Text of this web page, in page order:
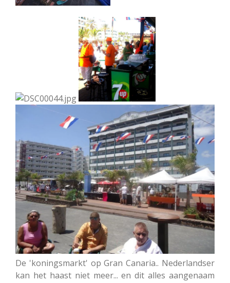
De 'koningsmarkt' op Gran Canaria.. Nederlandser
kan het haast niet meer... en dit alles aangenaam